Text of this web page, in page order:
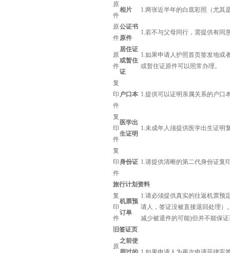
原
件
相片 1.两张近半年的白底彩照（尤其
原
件
公证书
原件
1.若不与父母同行，需提供有同
原
件
居住证
或暂住
证
1.如果申请人护照首页签发地或
或暂住证原件可以照常办理。
复
印
件
户口本 1.提供可以证明亲属关系的户口
复
印
件
医学出
生证明
1.未成年人须提供医学出生证明
复
印
件
身份证 1.请提供清晰的第二代身份证复
旅行计划资料
复
印
件
机票预
订单
1.请必须提供真实的往返机票预
请人，签证没被直接退回处理
减少被退件的可能)但并不能保
旧签证页
原
之前使